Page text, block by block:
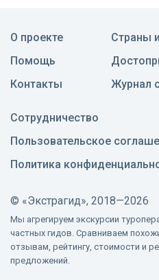
О проекте
Помощь
Контакты
Страны
Журнал
Сотрудничество
Пользовательское
Политика
© «Экстрагид», 2018—2026
Мы агрегируем экскурсии
частных гидов. Сравниваем
отзывам, рейтингу, стоимости и
предложений.